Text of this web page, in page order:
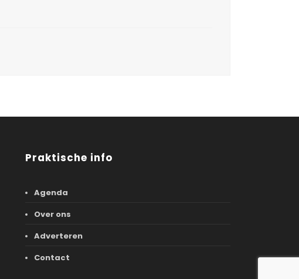
Praktische info
Agenda
Over ons
Adverteren
Contact